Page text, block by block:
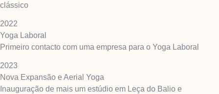
clássico
2022
Yoga Laboral
Primeiro contacto com uma empresa para o Yoga Laboral
2023
Nova Expansão e Aerial Yoga
Inauguração de mais um estúdio em Leça do Balio e